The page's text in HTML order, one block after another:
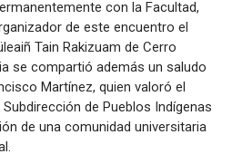
con la Facultad,
de este encuentro el
Tain Rakizuam de Cerro
se compartió además un saludo
Martínez, quien valoró el
de Pueblos Indígenas
de una comunidad universitaria